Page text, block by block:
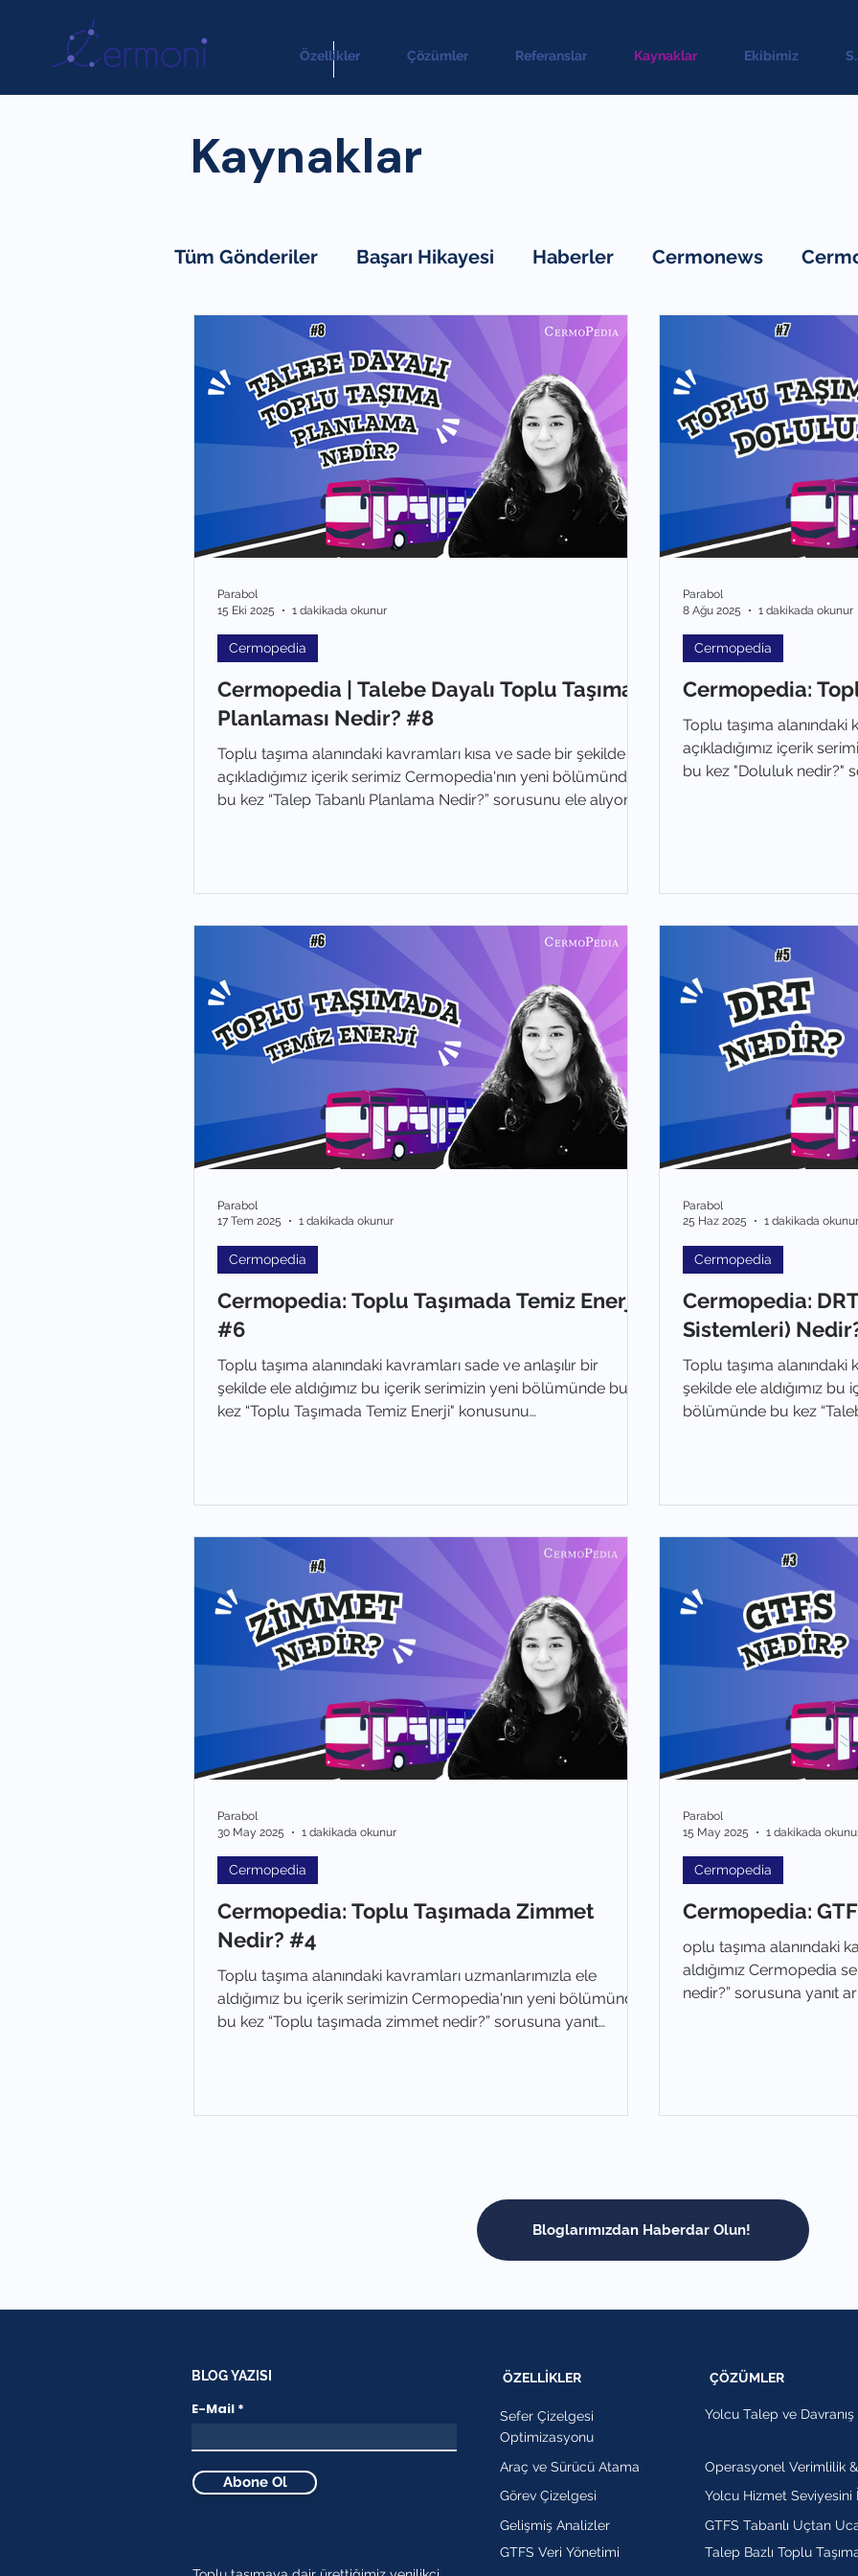
Özellikler Çözümler Referanslar Kaynaklar Ekibimiz
Kaynaklar
Tüm Gönderiler Başarı Hikayesi Haberler Cermonews
Makale
Cermopedia | Talebe Dayalı Toplu Taşıma
Planlaması Nedir? #8
Toplu taşıma alanındaki kavramları kısa ve sade bir şekilde
açıkladığımız içerik serimiz Cermopedia'nın yeni bölümünde
bu kez “Talep Tabanlı Planlama Nedir?” sorusunu ele alıyoruz.
Cermopedia
Parabol
15 Eki 2025
1 dakikada okunur
Cermopedia:
Toplu taşıma alanındaki
açıkladığımız içerik
bu kez "Doluluk nedir?"
Cermopedia
Parabol
8 Ağu 2025
1 dakikada okunur
Cermopedia: Toplu Taşımada Temiz Enerji
#6
Toplu taşıma alanındaki kavramları sade ve anlaşılır bir
şekilde ele aldığımız bu içerik serimizin yeni bölümünde bu
kez “Toplu Taşımada Temiz Enerji" konusunu
Cermopedia
Parabol
17 Tem 2025
1 dakikada okunur
Cermopedia:
Sistemleri)
Toplu taşıma alanındaki
şekilde ele aldığımız
bölümünde bu kez
Cermopedia
Parabol
25 Haz 2025
1 dakikada okunur
Cermopedia: Toplu Taşımada Zimmet
Nedir? #4
Toplu taşıma alanındaki kavramları uzmanlarımızla ele
aldığımız bu içerik serimizin Cermopedia'nın yeni bölümünde
bu kez “Toplu taşımada zimmet nedir?” sorusuna yanıt
Cermopedia
Parabol
30 May 2025
1 dakikada okunur
Cermopedia:
oplu taşıma alanındaki
aldığımız Cermopedia
nedir?” sorusuna yanıt
Cermopedia
Parabol
15 May 2025
1 dakikada
Bloglarımızdan Haberdar Olun!
BLOG YAZISI
E-Mail
Abone Ol
ÖZELLİKLER
Sefer Çizelgesi
Optimizasyonu
Araç ve Sürücü Atama
Görev Çizelgesi
Gelişmiş Analizler
GTFS Veri Yönetimi
ÇÖZÜMLER
Yolcu Talep ve
Operasyonel Verimlilik
Yolcu Hizmet Seviyesini
GTFS Tabanlı Uçtan
Talep Bazlı Toplu